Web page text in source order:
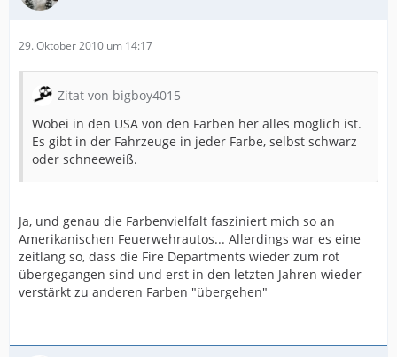
29. Oktober 2010 um 14:17
Zitat von bigboy4015
Wobei in den USA von den Farben her alles möglich ist.
Es gibt in der Fahrzeuge in jeder Farbe, selbst schwarz
oder schneeweiß.
Ja, und genau die Farbenvielfalt fasziniert mich so an
Amerikanischen Feuerwehrautos... Allerdings war es eine
zeitlang so, dass die Fire Departments wieder zum rot
übergegangen sind und erst in den letzten Jahren wieder
verstärkt zu anderen Farben "übergehen"